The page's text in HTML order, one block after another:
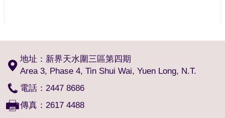
地址：新界天水圍三區第四期
Area 3, Phase 4, Tin Shui Wai, Yuen Long, N.T.
電話：2447 8686
傳真：2617 4488